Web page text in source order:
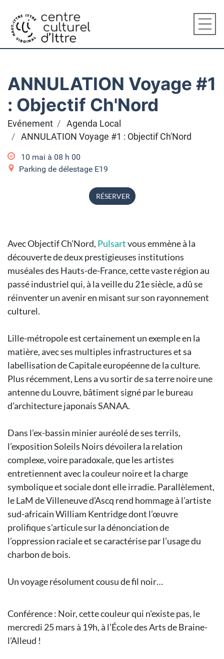
ANNULATION Voyage #1
: Objectif Ch'Nord
Evénement
Agenda Local
ANNULATION Voyage #1 : Objectif Ch'Nord
10 mai à 08 h 00
Parking de délestage E19
RÉSERVER
Avec Objectif Ch’Nord, Pulsartvous emmène à la
découverte de deux prestigieuses institutions
muséales des Hauts-de-France, cette vaste région au
passé industriel qui, à la veille du 21e siècle, a dû se
réinventer un avenir en misant sur son rayonnement
culturel.
Lille-métropole est certainement un exemple en la
matière, avec ses multiples infrastructures et sa
labellisation de Capitale européenne de la culture.
Plus récemment, Lens a vu sortir de sa terre noire une
antenne du Louvre, bâtiment signé par le bureau
d’architecture japonais SANAA.
Dans l’ex-bassin minier auréolé de ses terrils,
l’exposition Soleils Noirs dévoilera la relation
complexe, voire paradoxale, que les artistes
entretiennent avec la couleur noire et la charge
symbolique et sociale dont elle irradie. Parallèlement,
le LaM de Villeneuve d’Ascq rend hommage à l’artiste
sud-africain William Kentridge dont l’œuvre
prolifique s’articule sur la dénonciation de
l’oppression raciale et se caractérise par l’usage du
charbon de bois.
Un voyage résolument cousu de fil noir…
Conférence : Noir, cette couleur qui n'existe pas, le
mercredi 25 mars à 19h, à l’École des Arts de Braine-
l’Alleud !